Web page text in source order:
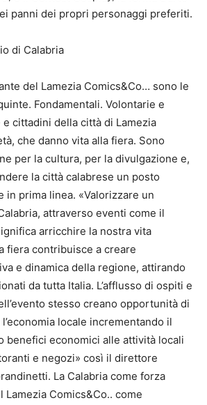
panni dei propri personaggi preferiti.
di Calabria
del Lamezia Comics&Co… sono le
Fondamentali. Volontarie e
cittadini della città di Lamezia
che danno vita alla fiera. Sono
per la cultura, per la divulgazione e,
la città calabrese un posto
in prima linea. «Valorizzare un
attraverso eventi come il
arricchire la nostra vita
fiera contribuisce a creare
e dinamica della regione, attirando
da tutta Italia. L’afflusso di ospiti e
stesso creano opportunità di
locale incrementando il
benefici economici alle attività locali
e negozi» così il direttore
La Calabria come forza
Comics&Co.. come